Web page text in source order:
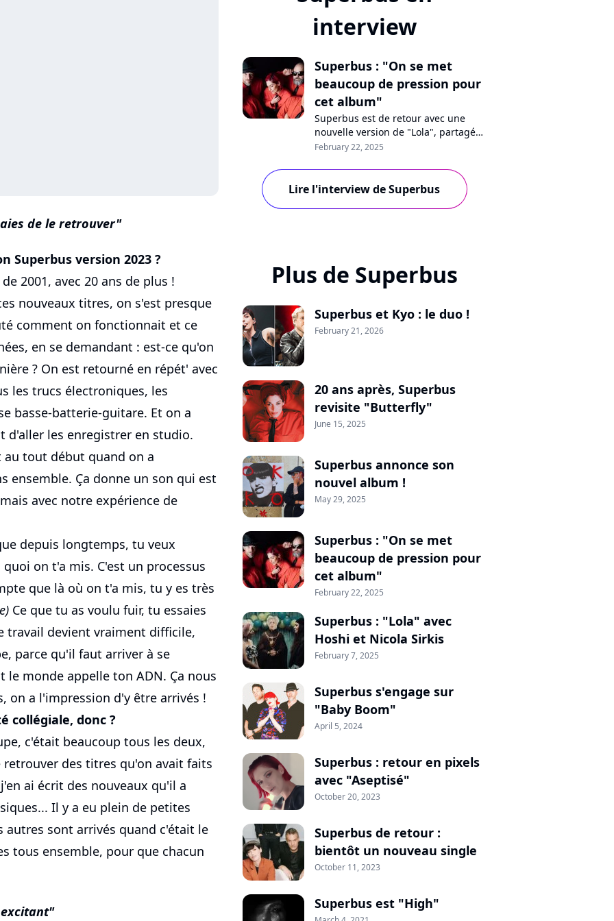
de le retrouver
Superbus version 2023 ?
2001, avec 20 ans de plus !
nouveaux titres, on s'est presque
comment on fonctionnait et ce
en se demandant : est-ce qu'on
? On est retourné en répét' avec
les trucs électroniques, les
basse-batterie-guitare. Et on a
d'aller les enregistrer en studio.
tout début quand on a
ensemble. Ça donne un son qui est
avec notre expérience de
depuis longtemps, tu veux
on t'a mis. C'est un processus
que là où on t'a mis, tu y es très
Ce que tu as voulu fuir, tu essaies
travail devient vraiment difficile,
parce qu'il faut arriver à se
monde appelle ton ADN. Ça nous
on a l'impression d'y être arrivés !
collégiale, donc ?
c'était beaucoup tous les deux,
des titres qu'on avait faits
ai écrit des nouveaux qu'il a
Il y a eu plein de petites
sont arrivés quand c'était le
tous ensemble, pour que chacun
interview
Superbus : "On se met
beaucoup de pression pour
cet album"
Superbus est de retour avec une
nouvelle version de "Lola", partagée
avec Hoshi et Nicola Sirkis. La
plus sur cette collaboration à succès
et le prochain album du groupe,
February 22, 2025
Lire l'interview de Superbus
Plus de Superbus
Superbus et Kyo : le duo !
February 21, 2026
20 ans après, Superbus
revisite "Butterfly"
June 15, 2025
Superbus annonce son
nouvel album !
May 29, 2025
Superbus : "On se met
beaucoup de pression pour
cet album"
February 22, 2025
Superbus : "Lola" avec
Hoshi et Nicola Sirkis
February 7, 2025
Superbus s'engage sur
"Baby Boom"
April 5, 2024
Superbus : retour en pixels
avec "Aseptisé"
October 20, 2023
Superbus de retour :
bientôt un nouveau single
October 11, 2023
Superbus est "High"